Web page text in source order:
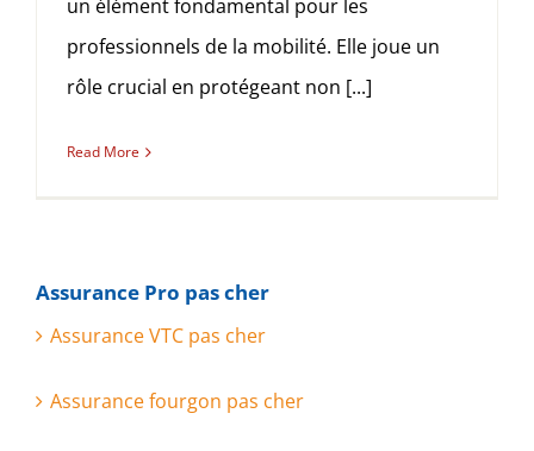
un élément fondamental pour les
professionnels de la mobilité. Elle joue un
rôle crucial en protégeant non [...]
Read More
Assurance Pro pas cher
Assurance VTC pas cher
Assurance fourgon pas cher